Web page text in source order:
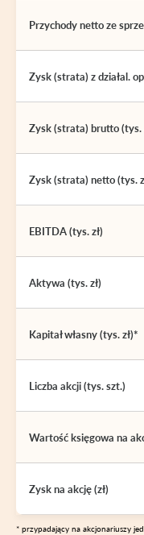
Przychody netto ze
Zysk (strata) z działal.
Zysk (strata) brutto (tys.
Zysk (strata) netto (tys.
EBITDA (tys. zł)
Aktywa (tys. zł)
Kapitał własny (tys. zł)*
Liczba akcji (tys. szt.)
Wartość księgowa na
Zysk na akcję (zł)
* przypadający na akcjonariuszy